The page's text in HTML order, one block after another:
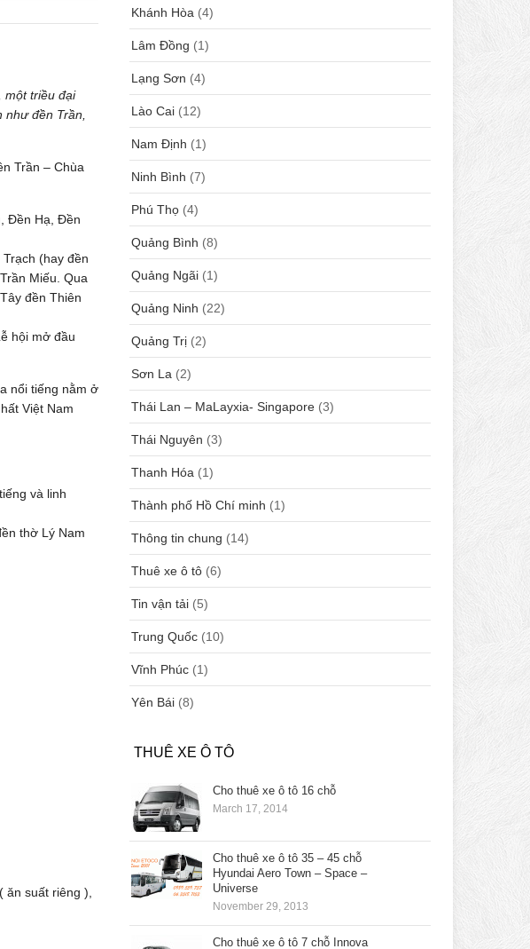
một triều đại
đền Trần,
Trần – Chùa
Đền Hạ, Đền
(hay đền
Miếu. Qua
đền Thiên
hội mở đầu
nổi tiếng nằm ở
Việt Nam
và linh
thờ Lý Nam
suất riêng ),
Khánh Hòa (4)
Lâm Đồng (1)
Lạng Sơn (4)
Lào Cai (12)
Nam Định (1)
Ninh Bình (7)
Phú Thọ (4)
Quảng Bình (8)
Quảng Ngãi (1)
Quảng Ninh (22)
Quảng Trị (2)
Sơn La (2)
Thái Lan – MaLayxia- Singapore (3)
Thái Nguyên (3)
Thanh Hóa (1)
Thành phố Hồ Chí minh (1)
Thông tin chung (14)
Thuê xe ô tô (6)
Tin vận tải (5)
Trung Quốc (10)
Vĩnh Phúc (1)
Yên Bái (8)
THUÊ XE Ô TÔ
Cho thuê xe ô tô 16 chỗ
March 17, 2014
Cho thuê xe ô tô 35 – 45 chỗ
Hyundai Aero Town – Space –
Universe
November 29, 2013
Cho thuê xe ô tô 7 chỗ Innova